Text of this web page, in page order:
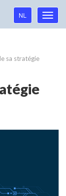
Language
navigation
NL
sa stratégie